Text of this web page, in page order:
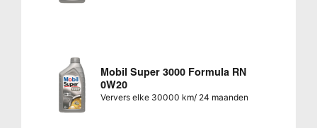
Mobil Super 3000 Formula RN
0W20
Ververs elke 30000 km/ 24 maanden